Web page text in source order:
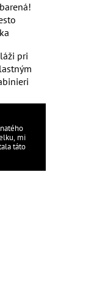
pri
mi
táto